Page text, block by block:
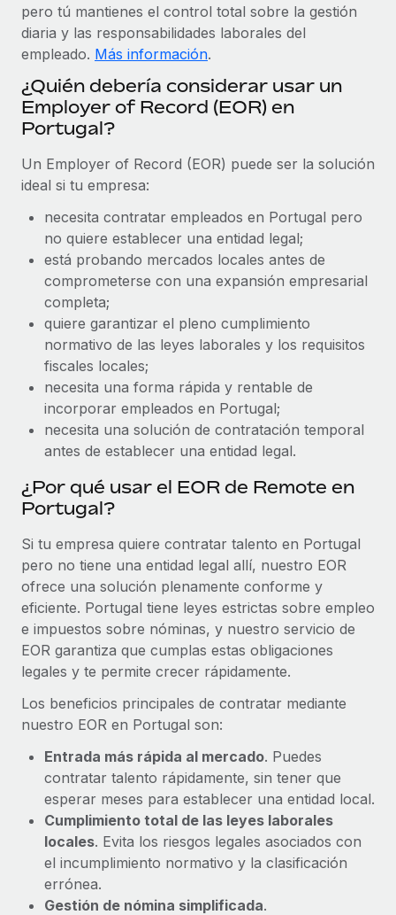
Gestión de dispositivos
Proporciona dispositivos tecnológicos y contrólalos
en todo el mundo.
Apertura de entidades
Abre entidades conforme a la legalidad enseguida.
Movilidad y reubicación
Reubica a los empleados con facilidad.
Prestaciones
Gestiona las prestaciones de los empleados sin
complicaciones.
Explora el blog
BLOG
Novedades de producto de Remote:
Integraciones con Gusto y Xero y Contractor
Management Plus
La misión de Remote sigue siendo ayudar a empresas de
todos los tamaños a contratar, gestionar y...
Más información
Pento se convierte en un empleador equitativo
con Remote
Gestionar las nóminas internamente es complicado. Tardas
semanas en hacerlo manualmente y, al mes...
Más información
pero tú mantienes el control total sobre la gestión
diaria y las responsabilidades laborales del
empleado. Más información.
¿Quién debería considerar usar un
Employer of Record (EOR) en
Portugal?
Un Employer of Record (EOR) puede ser la solución
ideal si tu empresa:
necesita contratar empleados en Portugal pero
no quiere establecer una entidad legal;
está probando mercados locales antes de
comprometerse con una expansión empresarial
completa;
quiere garantizar el pleno cumplimiento
normativo de las leyes laborales y los requisitos
fiscales locales;
necesita una forma rápida y rentable de
incorporar empleados en Portugal;
necesita una solución de contratación temporal
antes de establecer una entidad legal.
¿Por qué usar el EOR de Remote en
Portugal?
Si tu empresa quiere contratar talento en Portugal
pero no tiene una entidad legal allí, nuestro EOR
ofrece una solución plenamente conforme y
eficiente. Portugal tiene leyes estrictas sobre empleo
e impuestos sobre nóminas, y nuestro servicio de
EOR garantiza que cumplas estas obligaciones
legales y te permite crecer rápidamente.
Los beneficios principales de contratar mediante
nuestro EOR en Portugal son:
Entrada más rápida al mercado. Puedes
contratar talento rápidamente, sin tener que
esperar meses para establecer una entidad local.
Cumplimiento total de las leyes laborales
locales. Evita los riesgos legales asociados con
el incumplimiento normativo y la clasificación
errónea.
Gestión de nómina simplificada.